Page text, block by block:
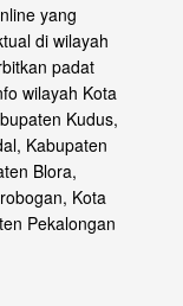
yang
di wilayah
padat
wilayah Kota
Kudus,
Kabupaten
Blora,
Kota
Pekalongan